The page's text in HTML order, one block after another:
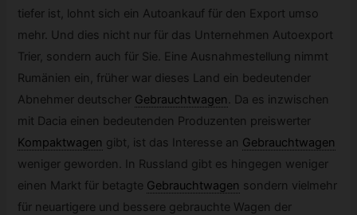
tiefer ist, lohnt sich ein Autoankauf für den Export umso
mehr. Und dies nicht nur für das Unternehmen Autoexport
Trier, sondern auch für Sie. Eine Ausnahmestellung nimmt
Rumänien ein, früher war dieses Land ein bedeutender
Abnehmer deutscher Gebrauchtwagen. Da es inzwischen
mit Dacia einen bedeutenden Produzenten preiswerter
Kompaktwagen gibt, ist das Interesse an Gebrauchtwagen
weniger geworden. In Russland gibt es hingegen weniger
einen Markt für betagte Gebrauchtwagen sondern vielmehr
für neuartigere und bessere gebrauchte Wagen der